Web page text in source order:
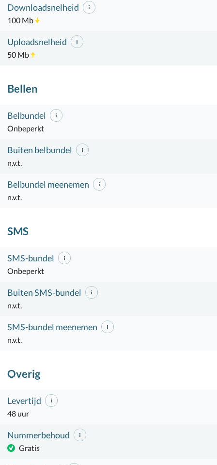
Downloadsnelheid
100 Mb
Uploadsnelheid
50 Mb
Bellen
Belbundel
Onbeperkt
Buiten belbundel
n.v.t.
Belbundel meenemen
n.v.t.
SMS
SMS-bundel
Onbeperkt
Buiten SMS-bundel
n.v.t.
SMS-bundel meenemen
n.v.t.
Overig
Levertijd
48 uur
Nummerbehoud
Gratis